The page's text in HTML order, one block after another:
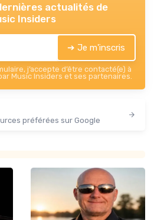
actualités de
Insiders
➔ Je m'inscris
j’accepte d’être contacté(e) à
Music Insiders et ses partenaires.
préférées sur Google